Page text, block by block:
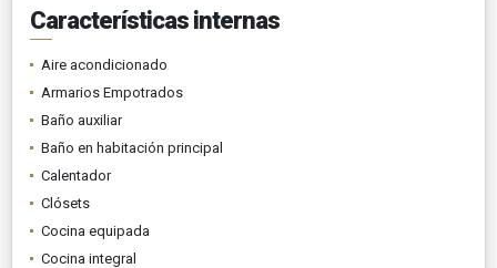
Características internas
Aire acondicionado
Armarios Empotrados
Baño auxiliar
Baño en habitación principal
Calentador
Clósets
Cocina equipada
Cocina integral